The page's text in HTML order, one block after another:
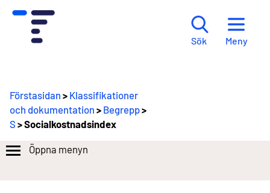
Sök Meny
Förstasidan > Klassifikationer
och dokumentation > Begrepp>
S > Socialkostnadsindex
Öppna menyn